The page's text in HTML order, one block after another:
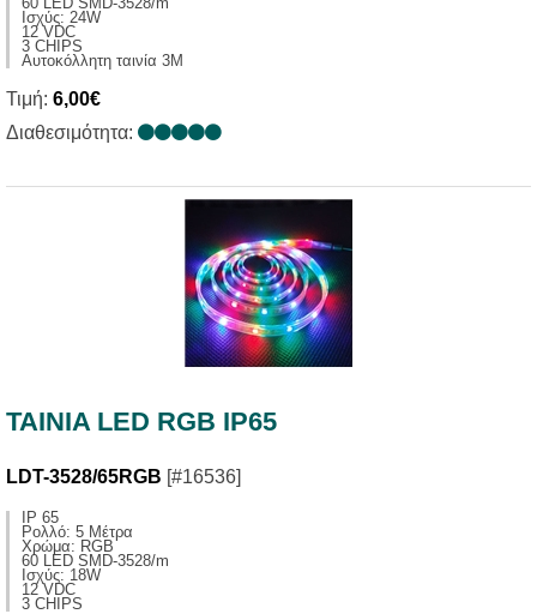
Ισχύς: 24W
12 VDC
3 CHIPS
Αυτοκόλλητη ταινία 3Μ
Τιμή: 6,00€
Διαθεσιμότητα:
TAINIA LED RGB IP65
LDT-3528/65RGB [#16536]
IP 65
Ρολλό: 5 Μέτρα
Χρώμα: RGB
60 LED SMD-3528/m
Ισχύς: 18W
12 VDC
3 CHIPS